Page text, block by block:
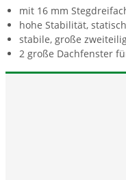
mit 16 mm
hohe Stabilität,
stabile, große
2 große Dachfenster